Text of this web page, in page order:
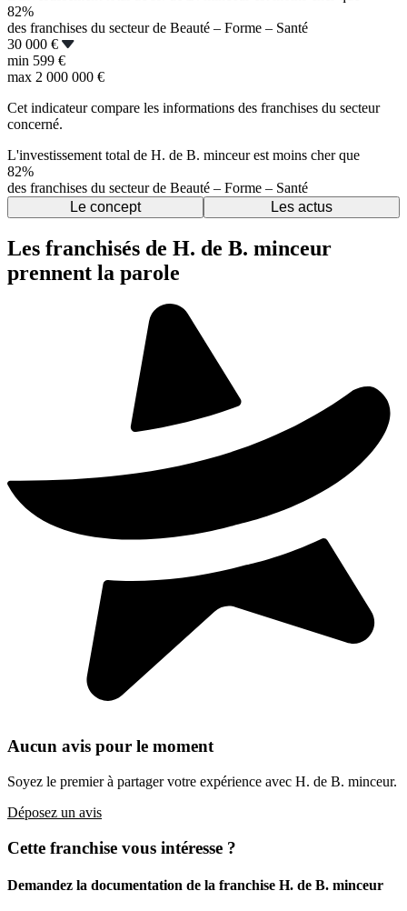
82%
des franchises du secteur de Beauté – Forme – Santé
30 000 €
min 599 €
max 2 000 000 €
Cet indicateur compare les informations des franchises du secteur
concerné.
L'investissement total de H. de B. minceur est moins cher que
82%
des franchises du secteur de Beauté – Forme – Santé
Le concept
Les actus
Les franchisés de H. de B. minceur
prennent la parole
Aucun avis pour le moment
Soyez le premier à partager votre expérience avec H. de B. minceur.
Déposez un avis
Cette franchise vous intéresse ?
Demandez la documentation de la franchise H. de B. minceur